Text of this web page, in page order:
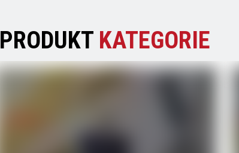
PRODUKT KATEGORIE